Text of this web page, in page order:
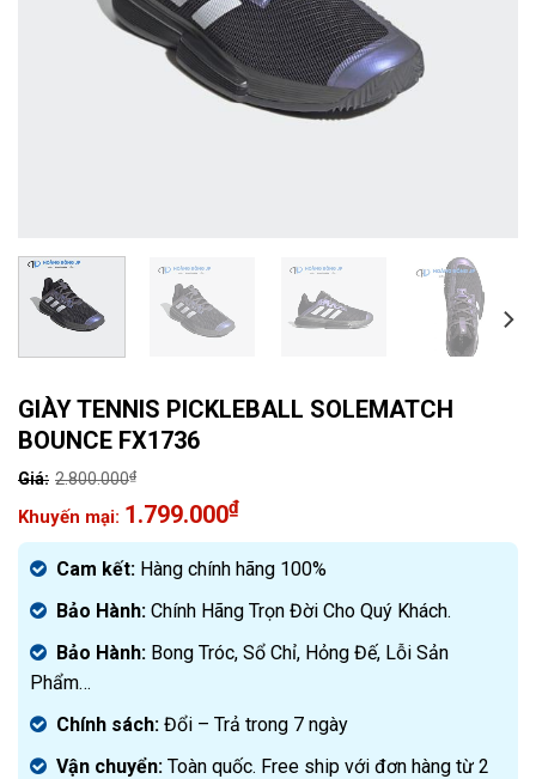
GIÀY TENNIS PICKLEBALL SOLEMATCH
BOUNCE FX1736
2.800.000₫
Giá
gốc
là:
2.800.000₫.
1.799.000₫
Giá
hiện
tại
là:
1.799.000₫.
Cam kết: Hàng chính hãng 100%
Bảo Hành: Chính Hãng Trọn Đời Cho Quý Khách.
Bảo Hành: Bong Tróc, Sổ Chỉ, Hỏng Đế, Lỗi Sản
Phẩm…
Chính sách: Đổi – Trả trong 7 ngày
Vận chuyển: Toàn quốc. Free ship với đơn hàng từ 2